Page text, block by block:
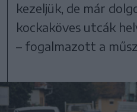
kezeljük, de már
kockaköves utcák
– fogalmazott a